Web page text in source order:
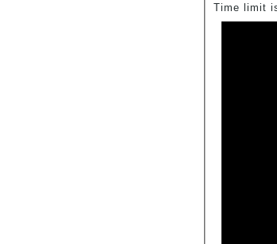
Time limit